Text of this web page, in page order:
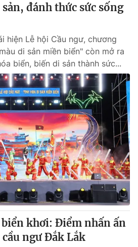
lai
Podcast
đánh thức sức sống
hiện Lễ hội Cầu ngư, chương
di sản miền biển" còn mở ra
biển, biến di sản thành sức...
khơi: Điểm nhấn ấn
ngư Đắk Lắk